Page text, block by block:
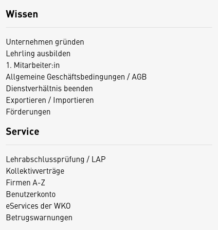
Wissen
Unternehmen gründen
Lehrling ausbilden
1. Mitarbeiter:in
Allgemeine Geschäftsbedingungen / AGB
Dienstverhältnis beenden
Exportieren / Importieren
Förderungen
Service
Lehrabschlussprüfung / LAP
Kollektivverträge
Firmen A-Z
Benutzerkonto
eServices der WKO
Betrugswarnungen